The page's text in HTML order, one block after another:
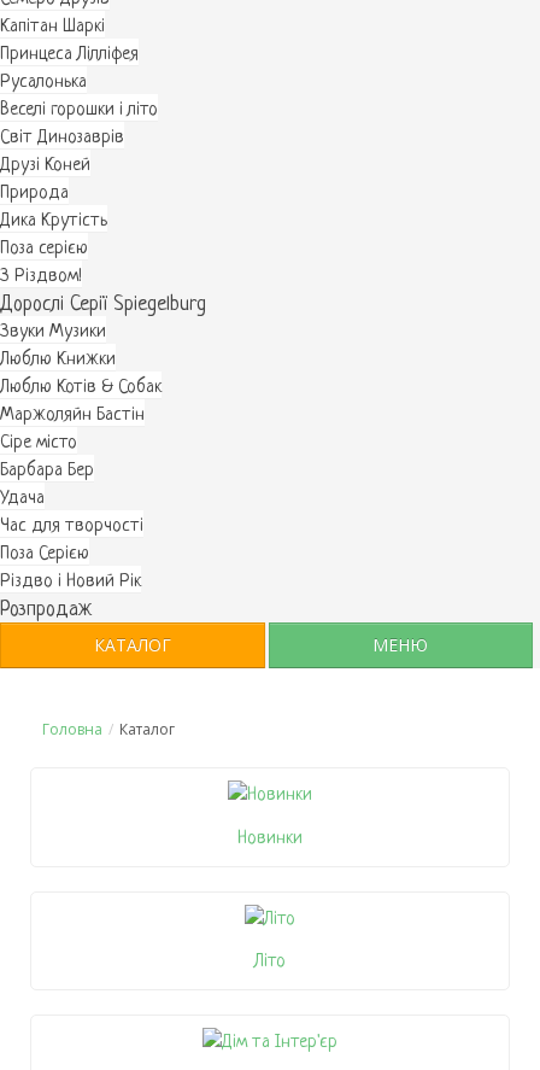
Капітан Шаркі
Принцеса Лілліфея
Русалонька
Веселі горошки і літо
Світ Динозаврів
Друзі Коней
Природа
Дика Крутість
Поза серією
З Різдвом!
Дорослі Серії Spiegelburg
Звуки Музики
Люблю Книжки
Люблю Котів & Собак
Маржоляйн Бастін
Cіре місто
Барбара Бер
Удача
Час для творчості
Поза Серією
Різдво і Новий Рік
Розпродаж
КАТАЛОГ
МЕНЮ
Головна / Каталог
Новинки
Літо